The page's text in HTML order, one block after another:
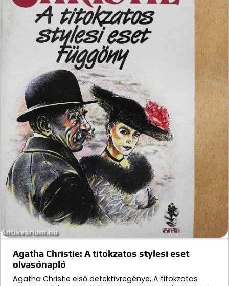
Agatha Christie: A titokzatos stylesi eset
olvasónapló
Agatha Christie első detektívregénye, A titokzatos